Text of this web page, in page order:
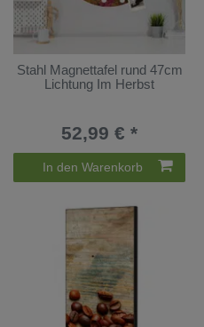
Stahl Magnettafel rund 47cm
Lichtung Im Herbst
52,99 € *
In den Warenkorb